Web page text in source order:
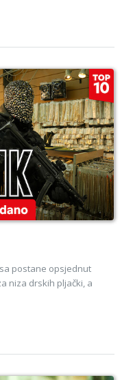
postane opsjednut
niza drskih pljački, a